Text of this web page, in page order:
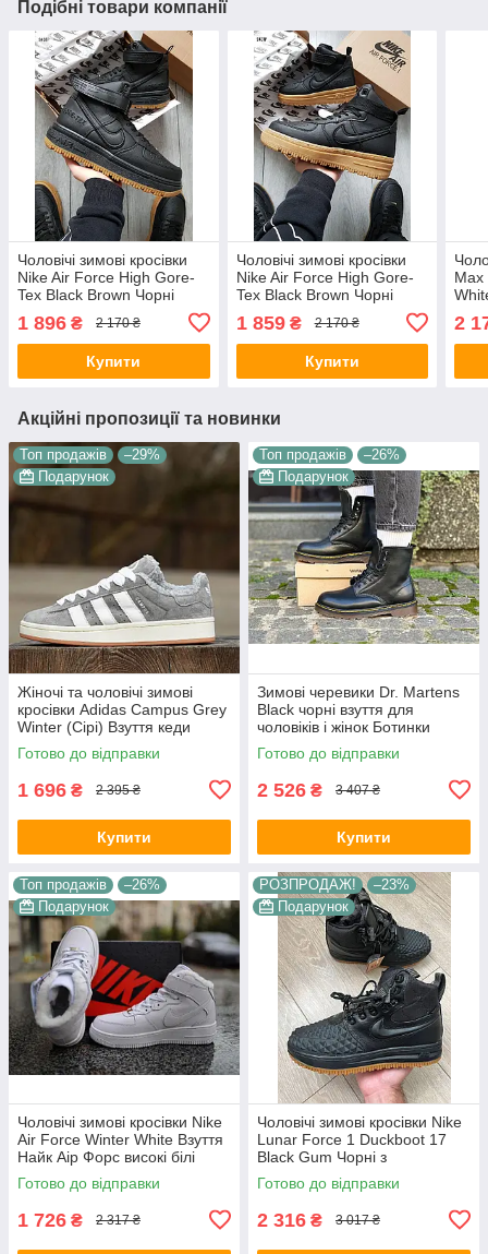
Подібні товари компанії
Чоловічі зимові кросівки
Nike Air Force High Gore-
Tex Black Brown Чорні
високі шкіра утеплені
Єврозима ТЕРМО
1 896 ₴ 2 170 ₴
Купити
Чоловічі зимові кросівки
Nike Air Force High Gore-
Tex Black Brown Чорні
високі шкіра утеплені
Єврозима ТЕРМО
1 859₴ 2 170 ₴
Купити
Max
2
Акційні пропозиції та новинки
Топ продажів
–29%
Подарунок
Жіночі та чоловічі зимові
кросівки Adidas Campus Grey
Winter (Сірі) Взуття кеди
Адідас Кампус натуральний
замш хутро зима В'єтнам
Готово до відправки
1 696 ₴ 2 395 ₴
Купити
Топ продажів
–26%
Подарунок
Зимові черевики Dr. Martens
Black чорні взуття для
чоловіків і жінок Ботинки
Доктор Мартінс шкіряні з
хутром унісекс
Готово до відправки
2 526 ₴ 3 407 ₴
Купити
Топ продажів
–26%
Подарунок
Чоловічі зимові кросівки Nike
Air Force Winter White Взуття
Найк Аір Форс високі білі
шкіра з хутром
Готово до відправки
1 726 ₴ 2 317 ₴
РОЗПРОДАЖ!
–23%
Подарунок
Чоловічі зимові кросівки Nike
Lunar Force 1 Duckboot 17
Black Gum Чорні з
коричневим Взуття Найк
Лунар Форс високі з хутром
Готово до відправки
2 316 ₴ 3 017 ₴